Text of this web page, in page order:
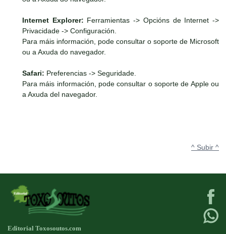
Internet Explorer: Ferramientas -> Opcións de Internet ->
Privacidade -> Configuración.
Para máis información, pode consultar o soporte de Microsoft
ou a Axuda do navegador.
Safari: Preferencias -> Seguridade.
Para máis información, pode consultar o soporte de Apple ou
a Axuda del navegador.
^ Subir ^
Editorial Toxosoutos.com